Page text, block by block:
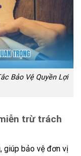
Bảo Vệ Quyền Lợi
trừ trách
giúp bảo vệ đơn vị